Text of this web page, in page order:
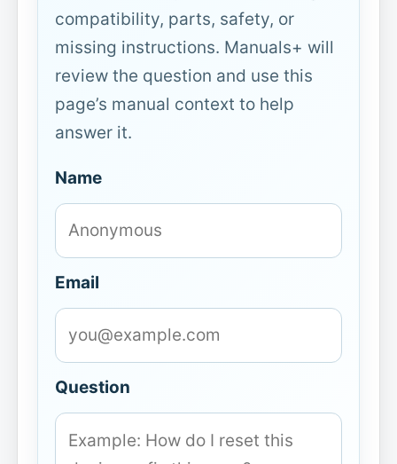
compatibility, parts, safety, or
missing instructions. Manuals+ will
review the question and use this
page’s manual context to help
answer it.
Name
Email
Question